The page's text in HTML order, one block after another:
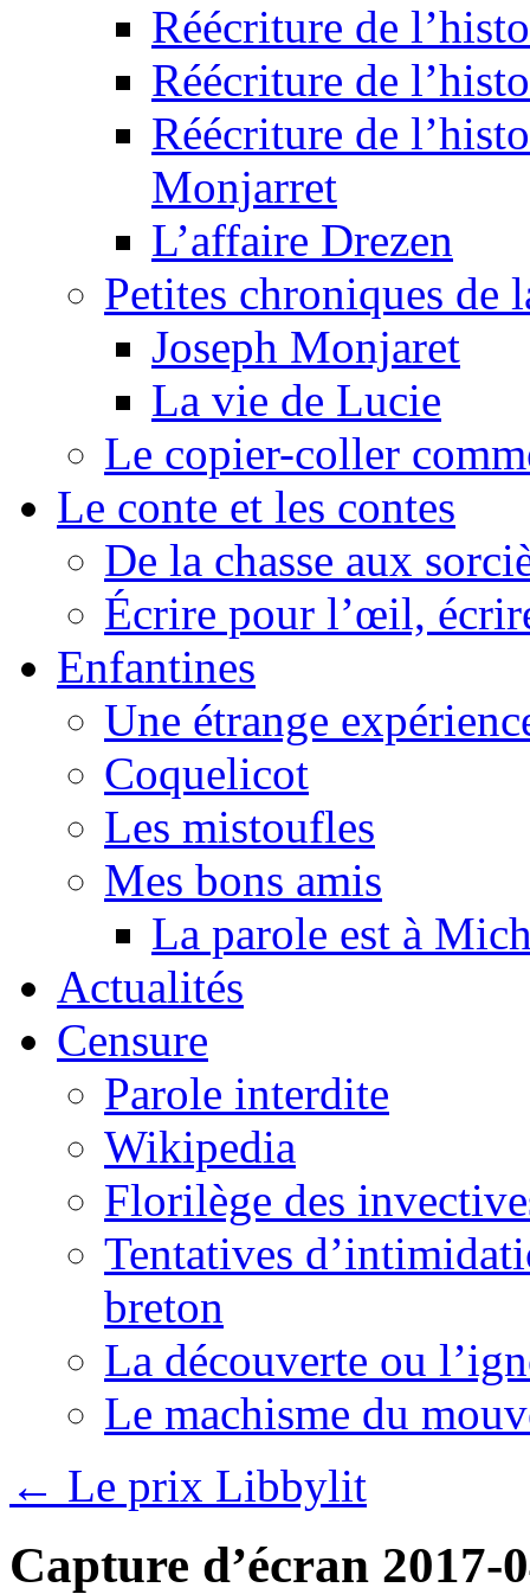
Réécriture de
Réécriture de
Réécriture de
Monjarret
L’affaire Drezen
Petites chroniques de
Joseph Monjaret
La vie de Lucie
Le copier-coller
Le conte et les contes
De la chasse aux
Écrire pour l’œil,
Enfantines
Une étrange
Coquelicot
Les mistoufles
Mes bons amis
La parole est à
Actualités
Censure
Parole interdite
Wikipedia
Florilège des
Tentatives
breton
La découverte ou
Le machisme du
← Le prix Libbylit
Capture d’écran 2017-